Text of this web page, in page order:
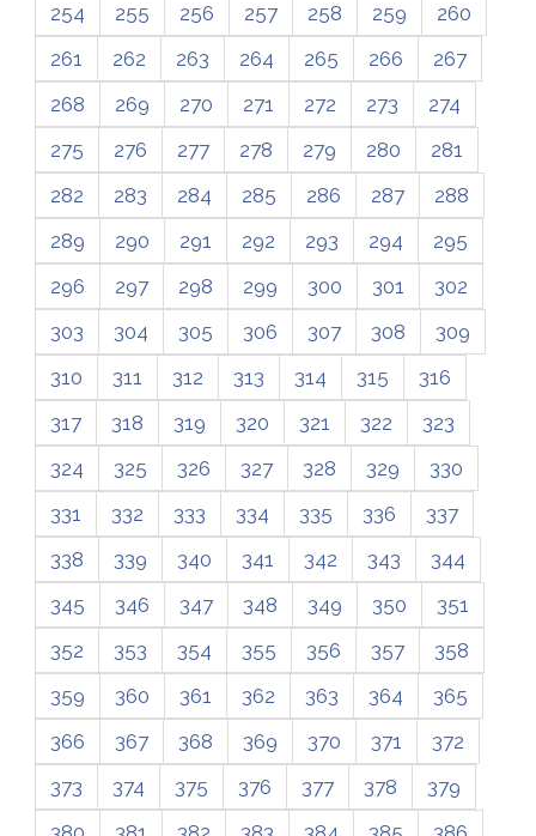
254
255 256 257 258 259
260
261
262 263 264 265 266
267
268
269 270 271 272 273
274
275
276 277 278 279 280
281
282
283 284 285 286 287
288
289
290 291 292 293 294
295
296
297 298 299 300 301
302
303
304 305 306 307 308
309
310
311 312 313 314 315
316
317
318 319 320 321 322
323
324
325 326 327 328 329
330
331
332 333 334 335 336
337
338
339 340 341 342 343
344
345
346 347 348 349 350
351
352
353 354 355 356 357
358
359
360 361 362 363 364
365
366
367 368 369 370 371
372
373
374 375 376 377 378
379